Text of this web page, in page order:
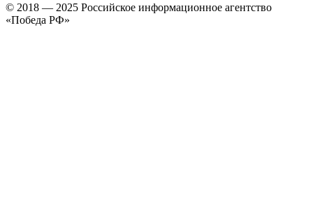
© 2018 — 2025 Российское информационное агентство
«Победа РФ»